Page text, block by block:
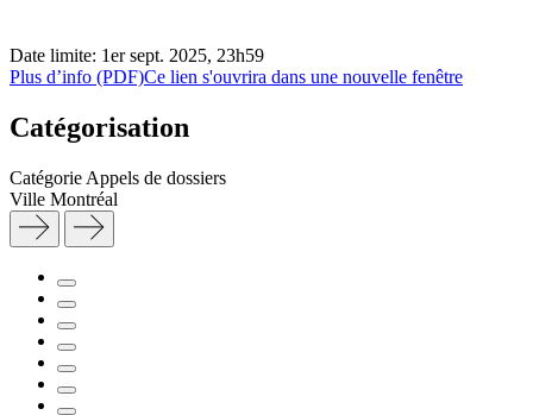
Date limite: 1er sept. 2025, 23h59
Plus d’info (PDF)Ce lien s'ouvrira dans une nouvelle fenêtre
Catégorisation
Catégorie Appels de dossiers
Ville Montréal